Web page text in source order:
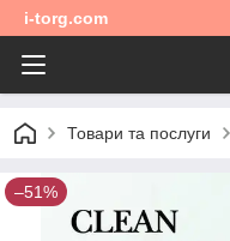
i-torg.com
Товари та послуги
–51%